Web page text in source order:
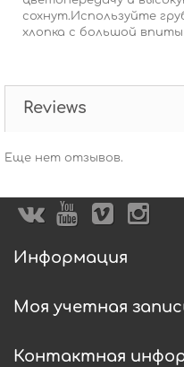
сохнут.Используйте
хлопка с большой
Reviews
Еще нет отзывов.
Информация
Моя учетная
Контактная